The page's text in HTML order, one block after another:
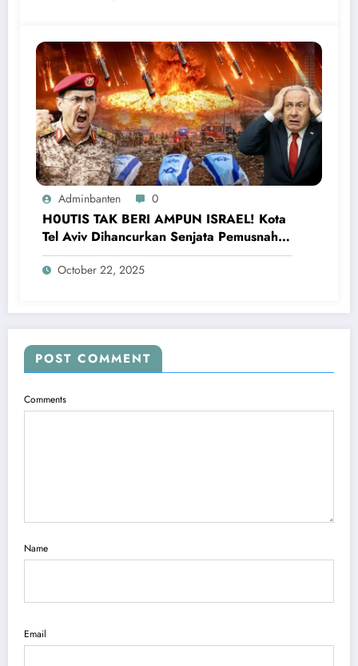
Adminbanten 0
H0UTIS TAK BERI AMPUN ISRAEL! Kota
Tel Aviv Dihancurkan Senjata Pemusnah,
Netanyahu Ketakutan
October 22, 2025
POST COMMENT
Comments
Name
Email